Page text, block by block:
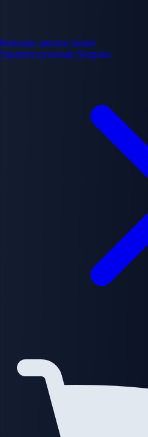
Personaje anterior Sasaki
Siguiente personaje Sengoku